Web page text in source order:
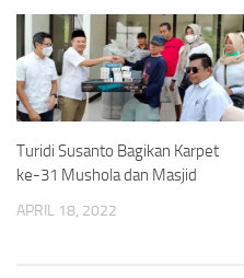
Turidi Susanto Bagikan Karpet
ke-31 Mushola dan Masjid
APRIL 18, 2022